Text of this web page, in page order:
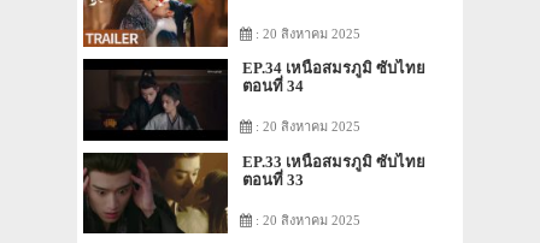
: 20 สิงหาคม 2025
EP.34 เหนือสมรภูมิ ซับไทย
ตอนที่ 34
: 20 สิงหาคม 2025
EP.33 เหนือสมรภูมิ ซับไทย
ตอนที่ 33
: 20 สิงหาคม 2025